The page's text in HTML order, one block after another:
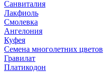
Санвиталия
Лакфиоль
Смолевка
Ангелония
Куфея
Семена многолетних цветов
Гравилат
Платикодон